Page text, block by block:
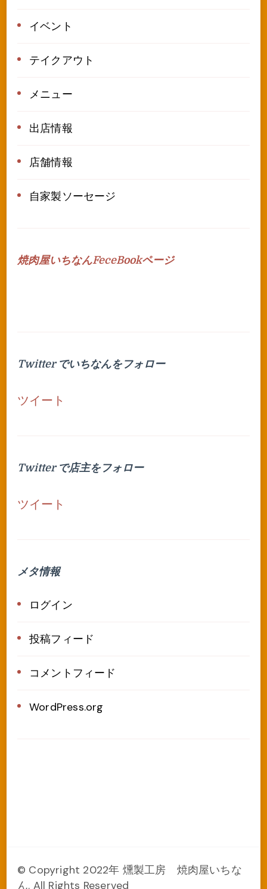
イベント
テイクアウト
メニュー
出店情報
店舗情報
自家製ソーセージ
焼肉屋いちなんFeceBookページ
Twitter でいちなんをフォロー
ツイート
Twitter で店主をフォロー
ツイート
メタ情報
ログイン
投稿フィード
コメントフィード
WordPress.org
© Copyright 2022年 燻製工房 焼肉屋いちな
ん. All Rights Reserved